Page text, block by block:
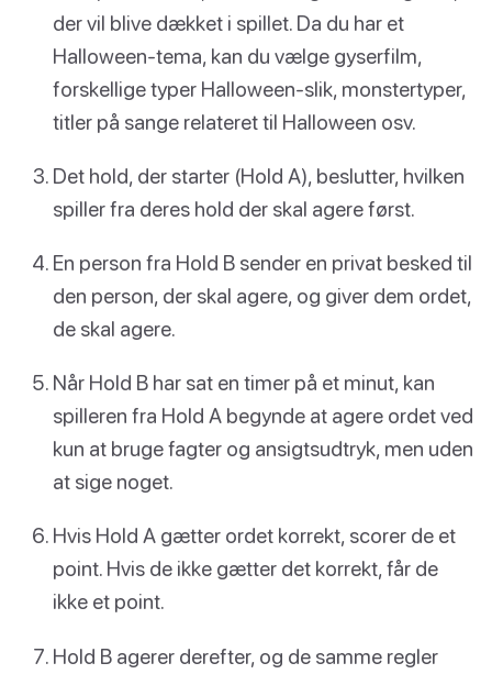
der vil blive dækket i spillet. Da du har et
Halloween-tema, kan du vælge gyserfilm,
forskellige typer Halloween-slik, monstertyper,
titler på sange relateret til Halloween osv.
Det hold, der starter (Hold A), beslutter, hvilken
spiller fra deres hold der skal agere først.
En person fra Hold B sender en privat besked til
den person, der skal agere, og giver dem ordet,
de skal agere.
Når Hold B har sat en timer på et minut, kan
spilleren fra Hold A begynde at agere ordet ved
kun at bruge fagter og ansigtsudtryk, men uden
at sige noget.
Hvis Hold A gætter ordet korrekt, scorer de et
point. Hvis de ikke gætter det korrekt, får de
ikke et point.
Hold B agerer derefter, og de samme regler